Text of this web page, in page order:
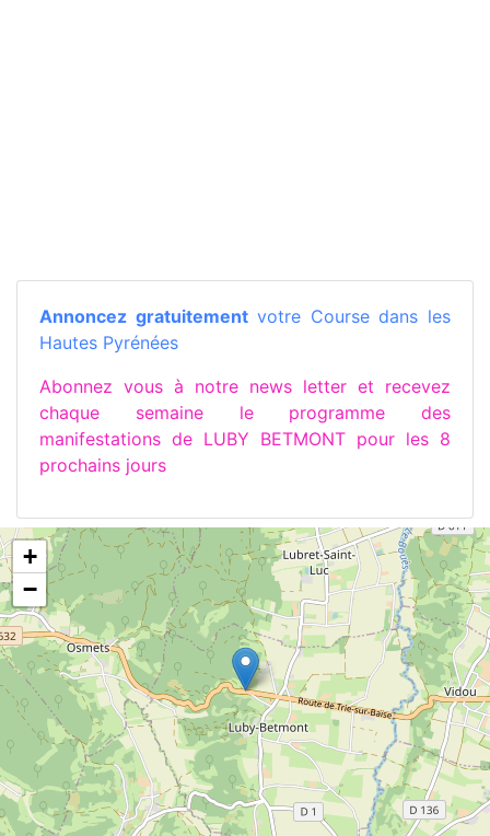
Annoncez gratuitementvotre Course dans les
Hautes Pyrénées
Abonnez vous à notre news letter et recevez
chaque semaine le programme des
manifestations de LUBY BETMONT pour les 8
prochains jours
+
−